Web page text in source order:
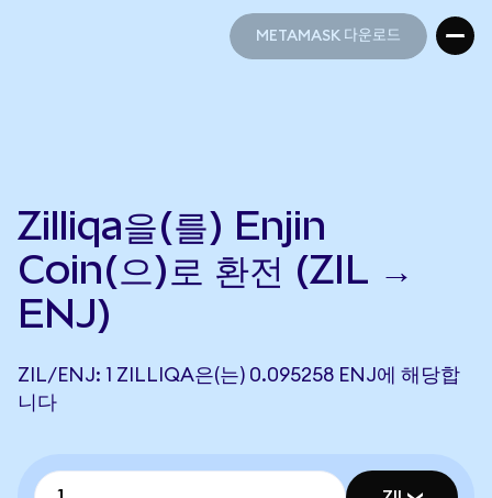
METAMASK 다운로드
Zilliqa을(를) Enjin
Coin(으)로 환전 (ZIL →
ENJ)
ZIL/ENJ: 1 ZILLIQA은(는) 0.095258 ENJ에 해당합
니다